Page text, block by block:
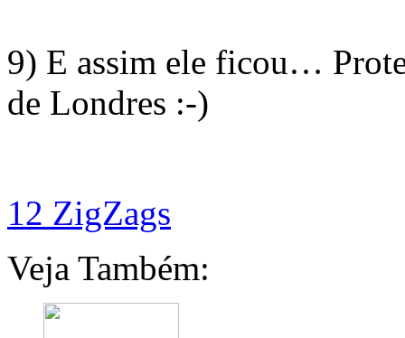
9) E assim ele ficou…
de Londres :-)
12 ZigZags
Veja Também: